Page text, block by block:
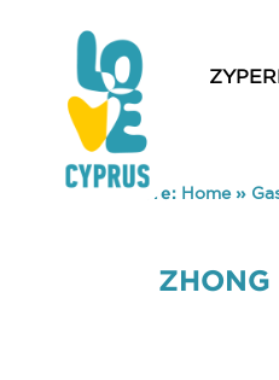
You are here: Home»
ZHONG